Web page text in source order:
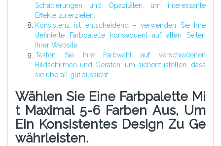
Schattierungen und Opazitäten, um interessante
Effekte zu erzielen.
Konsistenz ist entscheidend – verwenden Sie Ihre
definierte Farbpalette konsequent auf allen Seiten
Ihrer Website.
Testen Sie Ihre Farbwahl auf verschiedenen
Bildschirmen und Geräten, um sicherzustellen, dass
sie überall gut aussieht.
Wählen Sie Eine Farbpalette Mi
T Maximal 5-6 Farben Aus, Um
Ein Konsistentes Design Zu Ge
Währleisten.